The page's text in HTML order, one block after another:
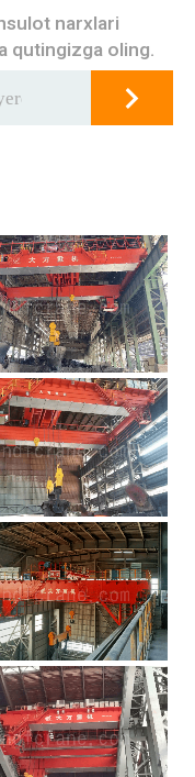
narxlari
qutingizga oling.